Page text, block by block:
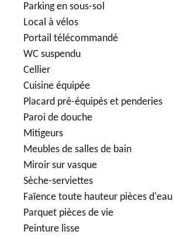
Parking en sous-sol
Local à vélos
Portail télécommandé
WC suspendu
Cellier
Cuisine équipée
Placard pré-équipés et penderies
Paroi de douche
Mitigeurs
Meubles de salles de bain
Miroir sur vasque
Sèche-serviettes
Faïence toute hauteur pièces d'eau
Parquet pièces de vie
Peinture lisse